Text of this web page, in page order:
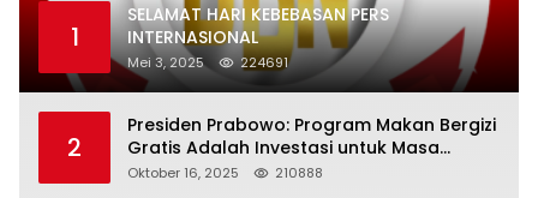
1
SELAMAT HARI KEBEBASAN PERS
INTERNASIONAL
Mei 3, 2025 224691
2
Presiden Prabowo: Program Makan Bergizi
Gratis Adalah Investasi untuk Masa
Depan Bangsa
Oktober 16, 2025 210888